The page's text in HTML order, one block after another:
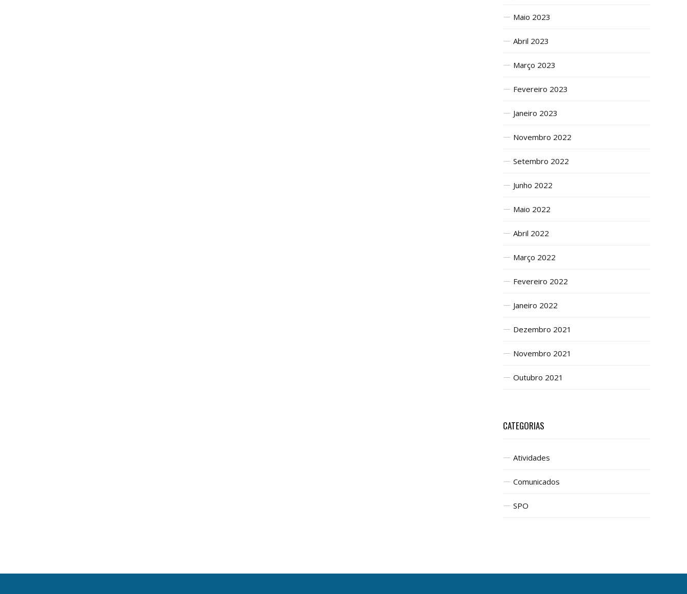
Maio 2023
Abril 2023
Março 2023
Fevereiro 2023
Janeiro 2023
Novembro 2022
Setembro 2022
Junho 2022
Maio 2022
Abril 2022
Março 2022
Fevereiro 2022
Janeiro 2022
Dezembro 2021
Novembro 2021
Outubro 2021
CATEGORIAS
Atividades
Comunicados
SPO